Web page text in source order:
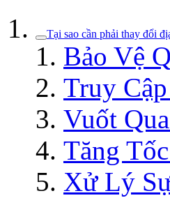
Tại sao cần phải thay đổi
Bảo Vệ
Truy
Vuốt
Tăng
Xử Lý